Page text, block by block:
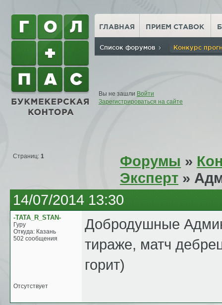
ГЛАВНАЯ ПРИЕМ СТАВОК
Список форумов Конкурс
Вы не зашли Войти
Зарегистрироваться на сайте
Страниц: 1 Форумы »
Эксперт »
14/07/2014 13:30
-TATA_R_STAN-
Гуру
Откуда: Казань
502 сообщения
Добродушные
тираже, матч
горит)
Отсутствует